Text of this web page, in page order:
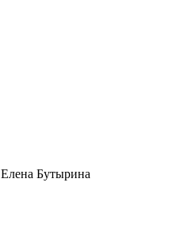
Елена Бутырина